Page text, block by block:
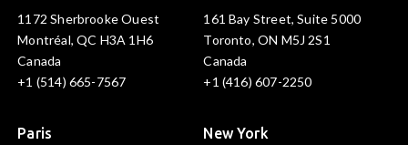
1172 Sherbrooke Ouest
Montréal, QC H3A 1H6
Canada
+1 (514) 665-7567
161 Bay Street, Suite 5000
Toronto, ON M5J 2S1
Canada
+1 (416) 607-2250
Paris New York